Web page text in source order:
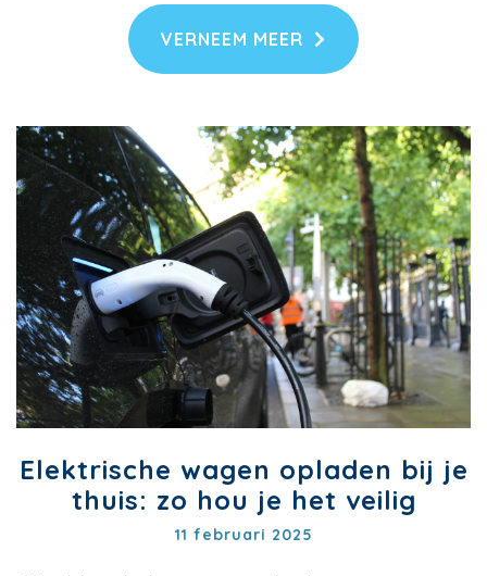
VERNEEM MEER
Elektrische wagen opladen bij je
thuis: zo hou je het veilig
11 februari 2025